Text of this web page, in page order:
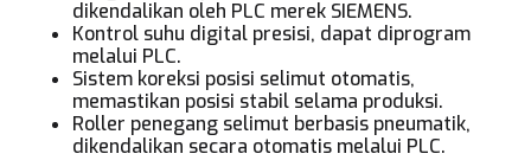
dikendalikan oleh PLC merek SIEMENS.
Kontrol suhu digital presisi, dapat diprogram
melalui PLC.
Sistem koreksi posisi selimut otomatis,
memastikan posisi stabil selama produksi.
Roller penegang selimut berbasis pneumatik,
dikendalikan secara otomatis melalui PLC.